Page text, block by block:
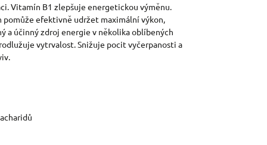
Vitamín B1 zlepšuje energetickou výměnu.
pomůže efektivně udržet maximální výkon,
a účinný zdroj energie v několika oblíbených
vytrvalost. Snižuje pocit vyčerpanosti a